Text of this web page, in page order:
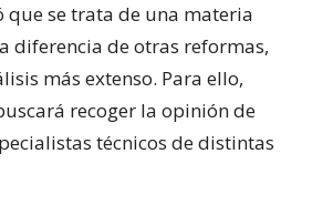
que se trata de una materia
diferencia de otras reformas,
más extenso. Para ello,
recoger la opinión de
técnicos de distintas